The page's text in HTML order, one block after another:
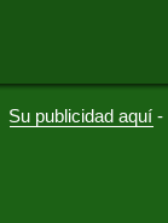
Su publicidad aquí -